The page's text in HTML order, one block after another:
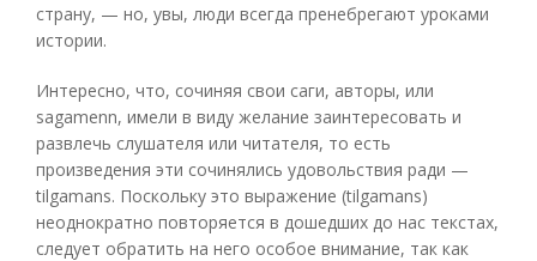
страну, — но, увы, люди всегда пренебрегают уроками
истории.
Интересно, что, сочиняя свои саги, авторы, или
sagamenn, имели в виду желание заинтересовать и
развлечь слушателя или читателя, то есть
произведения эти сочинялись удовольствия ради —
tilgamans. Поскольку это выражение (tilgamans)
неоднократно повторяется в дошедших до нас текстах,
следует обратить на него особое внимание, так как